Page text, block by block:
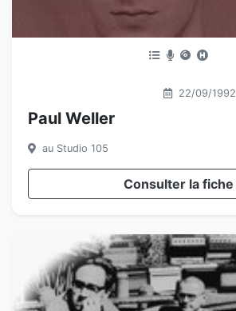
22/09/1992
Paul Weller
au Studio 105
Consulter la fiche